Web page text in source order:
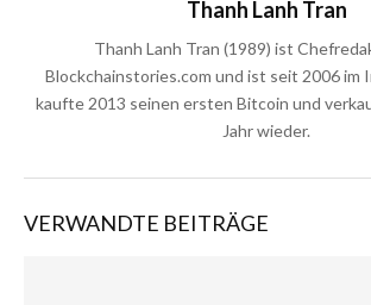
Thanh Lanh Tran
Thanh Lanh Tran (1989) ist
Blockchainstories.com und ist seit 2006 im
kaufte 2013 seinen ersten Bitcoin und
Jahr wieder.
VERWANDTE BEITRÄGE